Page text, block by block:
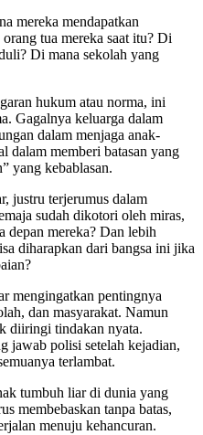
mereka mendapatkan
tua mereka saat itu? Di
Di mana sekolah yang
hukum atau norma, ini
Gagalnya keluarga dalam
dalam menjaga anak-
dalam memberi batasan yang
yang kebablasan.
justru terjerumus dalam
sudah dikotori oleh miras,
depan mereka? Dan lebih
diharapkan dari bangsa ini jika
mengingatkan pentingnya
dan masyarakat. Namun
diiringi tindakan nyata.
jawab polisi setelah kejadian,
terlambat.
tumbuh liar di dunia yang
membebaskan tanpa batas,
menuju kehancuran.